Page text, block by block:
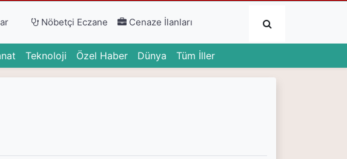
Submit
Nöbetçi Eczane Cenaze İlanları
(current)
Teknoloji (current)
Özel Haber(current)
Dünya (current)
Tüm İller